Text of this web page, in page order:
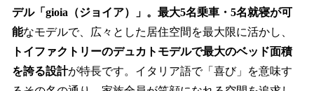
デル「gioia（ジョイア）」。最大5名乗車・5名就寝が可
能なモデルで、広々とした居住空間を最大限に活かし、
トイファクトリーのデュカトモデルで最大のベッド面積
を誇る設計が特長です。イタリア語で「喜び」を意味す